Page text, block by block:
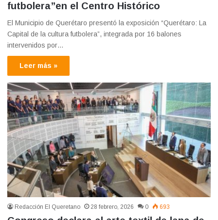
futbolera”en el Centro Histórico
El Municipio de Querétaro presentó la exposición “Querétaro: La
Capital de la cultura futbolera”, integrada por 16 balones
intervenidos por…
Leer más »
Redacción El Queretano 28 febrero, 2026 0 693